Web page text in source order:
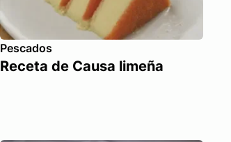
Pescados
Receta de Causa limeña